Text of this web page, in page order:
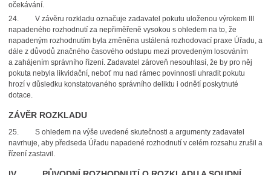
očekávání.
24.
V závěru rozkladu označuje zadavatel pokutu uloženou výrokem III
napadeného rozhodnutí za nepřiměřeně vysokou s ohledem na to, že
napadeným rozhodnutím byla změněna ustálená rozhodovací praxe Úřadu, a
dále z důvodů značného časového odstupu mezi provedeným losováním
a zahájením správního řízení. Zadavatel zároveň nesouhlasí, že by pro něj
pokuta nebyla likvidační, neboť mu nad rámec povinnosti uhradit pokutu
hrozí v důsledku konstatovaného správního deliktu i odnětí poskytnuté
dotace.
ZÁVĚR ROZKLADU
25.
S ohledem na výše uvedené skutečnosti a argumenty zadavatel
navrhuje, aby předseda Úřadu napadené rozhodnutí v celém rozsahu zrušil a
řízení zastavil.